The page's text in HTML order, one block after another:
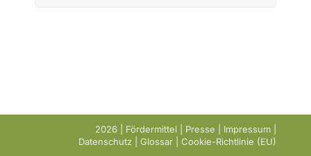
2026 | Fördermittel Presse Impressum
Datenschutz
Glossar Cookie-Richtlinie (EU)